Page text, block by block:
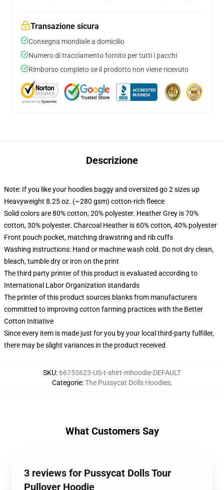
Transazione sicura
Consegna mondiale a domicilio
Numero di tracciamento fornito per tutti i pacchi
Rimborso completo se il prodotto non viene ricevuto
Descrizione
Note: If you like your hoodies baggy and oversized go 2 sizes up
Heavyweight 8.25 oz. (~280 gsm) cotton-rich fleece
Solid colors are 80% cotton, 20% polyester. Heather Grey is 70%
cotton, 30% polyester. Charcoal Heather is 60% cotton, 40% polyester
Front pouch pocket, matching drawstring and rib cuffs
Washing instructions: Hand or machine wash cold. Do not dry clean,
bleach, tumble dry or iron on the print
The third party printer of this product is evaluated according to
International Labor Organization standards
The printer of this product sources blanks from manufacturers
committed to improving cotton farming practices with the Better
Cotton Initiative
Since every item is made just for you by your local third-party fulfiller,
there may be slight variances in the product received
SKU: 66753623-US-t-shirt-mhoodie-DEFAULT
Categorie:The Pussycat Dolls Hoodies,
What Customers Say
3 reviews for Pussycat Dolls Tour
Pullover Hoodie